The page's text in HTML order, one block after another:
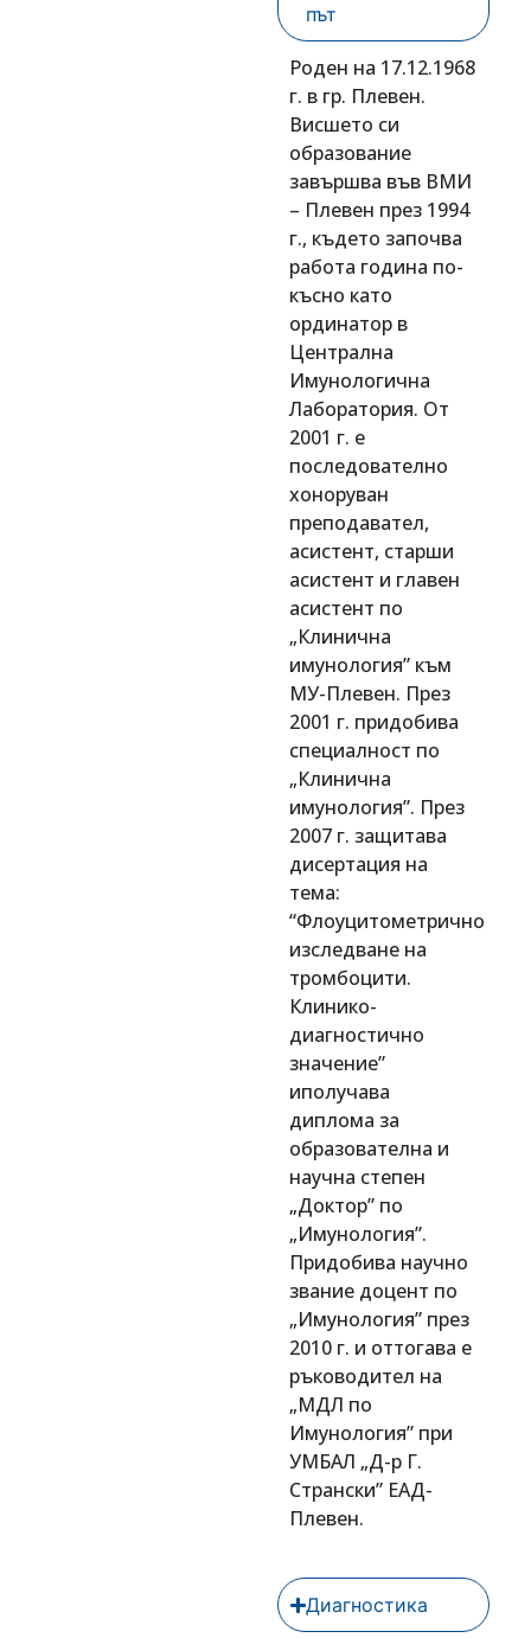
път
Роден на 17.12.1968
г. в гр. Плевен.
Висшето си
образование
завършва във ВМИ
– Плевен през 1994
г., където започва
работа година по-
късно като
ординатор в
Централна
Имунологична
Лаборатория. От
2001 г. е
последователно
хоноруван
преподавател,
асистент, старши
асистент и главен
асистент по
„Клинична
имунология” към
МУ-Плевен. През
2001 г. придобива
специалност по
„Клинична
имунология”. През
2007 г. защитава
дисертация на
тема:
“Флоуцитометрично
изследване на
тромбоцити.
Клинико-
диагностично
значение”
иполучава
диплома за
образователна и
научна степен
„Доктор” по
„Имунология”.
Придобива научно
звание доцент по
„Имунология” през
2010 г. и оттогава е
ръководител на
„МДЛ по
Имунология” при
УМБАЛ „Д-р Г.
Странски” ЕАД-
Плевен.
Диагностика